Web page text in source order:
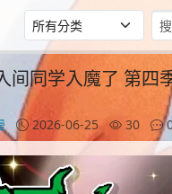
间同学入魔了 第
2026-06-25 30